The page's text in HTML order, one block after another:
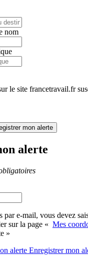
nom
le site francetravail.fr
mon alerte
alerte
par e-mail, vous devez
sur la page « Mes
»
alerte Enregistrermon